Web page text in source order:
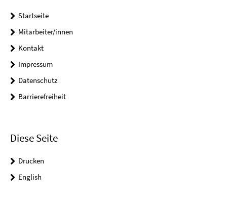
Startseite
Mitarbeiter/innen
Kontakt
Impressum
Datenschutz
Barrierefreiheit
Diese Seite
Drucken
English